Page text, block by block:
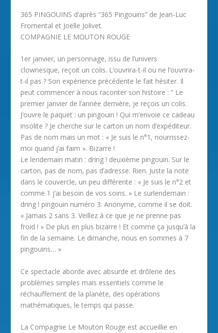
365 PINGOUINS d’après “365 Pingouins” de Jean-Luc
Fromental et Joëlle Jolivet.
COMPAGNIE LE MOUTON ROUGE
1er janvier, un personnage, issu de l’univers
clownesque, reçoit un colis. L’ouvrira-t-il ou ne l’ouvrira-
t-il pas ? Son expérience précédente le fait hésiter. Il
peut commencer à nous raconter son histoire : ” Le
premier janvier de l’année dernière, je reçois un colis.
J’ouvre le paquet : un pingouin ! Qui m’envoie ce cadeau
insolite ? Je cherche sur le carton un nom d’expéditeur.
Pas de nom mais un mot : « Je suis le n°1, nourrissez-
moi quand j’ai faim ». Bizarre !
Le lendemain matin : dring ! deuxième pingouin. Sur le
carton, pas de nom, pas d’adresse. Rien. Juste la note
dans le couvercle, un peu différente : « Je suis le n°2 et
comme 1 j’ai besoin de vos soins. » Le surlendemain :
dring ! pingouin numéro 3. Anonyme, comme il se doit.
« Jamais 2 sans 3. Veillez à ce que je ne prenne pas
froid ! » De plus en plus bizarre ! Et comme ça jusqu’à la
fin de la semaine. Le dimanche, nous en sommes à 7
pingouins… »
Ce spectacle aborde avec absurde et drôlerie des
problèmes simples mais essentiels comme le
réchauffement de la planète, des opérations
mathématiques, le temps qui passe.
La Compagnie Le Mouton Rouge est accueillie en